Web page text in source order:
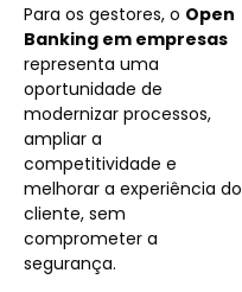
Para os gestores, o Open
Banking em empresas
representa uma
oportunidade de
modernizar processos,
ampliar a
competitividade e
melhorar a experiência do
cliente, sem
comprometer a
segurança.